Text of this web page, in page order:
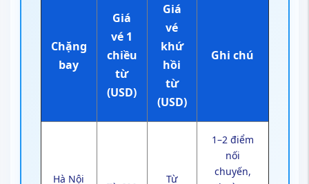
Chặng
bay
Giá
vé 1
chiều
từ
(USD)
Giá
vé
khứ
hồi
từ
(USD)
Ghi chú
Hà Nội
Từ
1–2 điểm
nối
chuyến,